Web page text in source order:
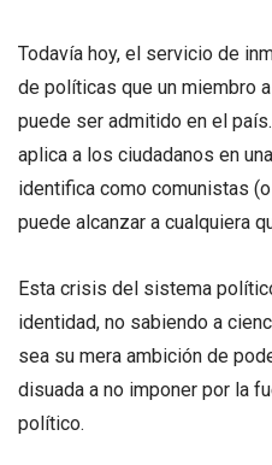
Todavía hoy, el servicio de
de políticas que un miembro
puede ser admitido en el
aplica a los ciudadanos en
identifica como comunistas
puede alcanzar a cualquiera
Esta crisis del sistema
identidad, no sabiendo a
sea su mera ambición de
disuada a no imponer por la
político.